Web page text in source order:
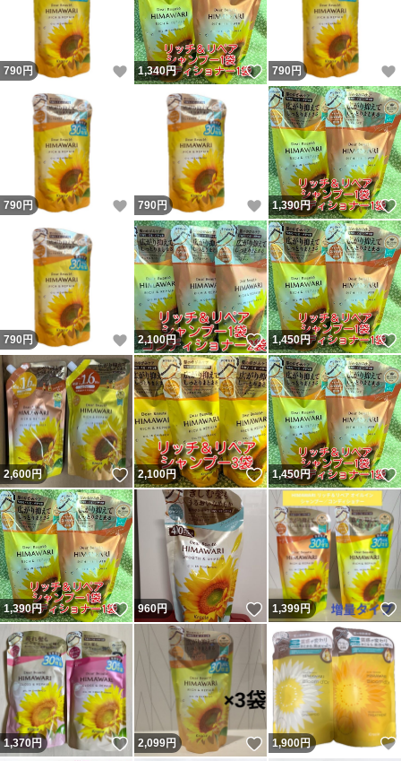
790 円 いいね！
1,340円 いいね！
790 円
790 円 いいね！
790 円 いいね！
1,390円
790 円 いいね！
2,100円 いいね！
1,450円
2,600円 いいね！
2,100円 いいね！
1,450円
1,390円 いいね！
960円 いいね！
1,399円
1,370円 いいね！
2,099円 いいね！
1,900円